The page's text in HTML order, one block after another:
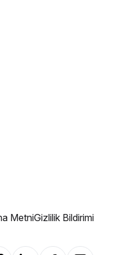
MetniGizlilik Bildirimi